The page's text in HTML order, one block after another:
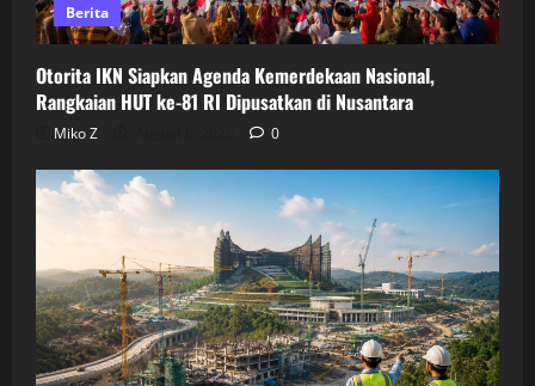
Berita
Otorita IKN Siapkan Agenda Kemerdekaan Nasional,
Rangkaian HUT ke-81 RI Dipusatkan di Nusantara
Miko Z 0